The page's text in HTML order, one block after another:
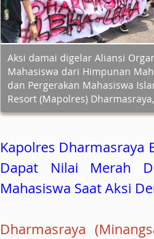
Aksi damai digelar Aliansi
Mahasiswa dari Himpunan
dan Pergerakan Mahasiswa
Resort (Mapolres)
Kapolres Dharmasraya
Dapat Nilai Merah
Mahasiswa Saat Aksi
Dharmasraya